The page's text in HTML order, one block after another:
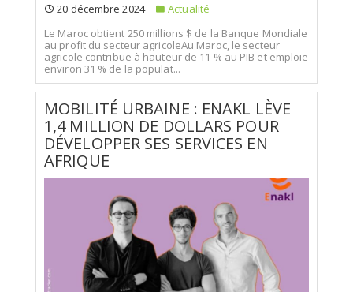
20 décembre 2024
Actualité
Le Maroc obtient 250 millions $ de la Banque Mondiale
au profit du secteur agricoleAu Maroc, le secteur
agricole contribue à hauteur de 11 % au PIB et emploie
environ 31 % de la populat...
MOBILITÉ URBAINE : ENAKL LÈVE
1,4 MILLION DE DOLLARS POUR
DÉVELOPPER SES SERVICES EN
AFRIQUE